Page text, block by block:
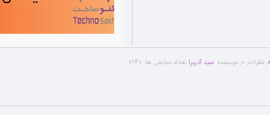
, نظرات: 0
, نویسنده: سید آذربرا تعداد نمایش ها: